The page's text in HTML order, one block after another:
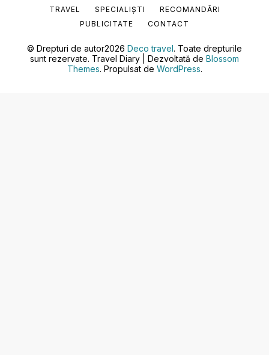
© Drepturi de autor2026 Deco travel. Toate drepturile
sunt rezervate. Travel Diary | Dezvoltată de Blossom
Themes. Propulsat de WordPress.
TRAVEL
SPECIALIȘTI
RECOMANDĂRI
PUBLICITATE
CONTACT